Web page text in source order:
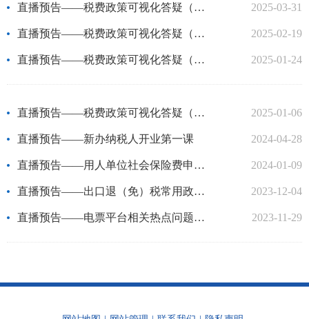
2025-03-31
直播预告——税费政策可视化答疑（老边区局）
2025-02-19
直播预告——税费政策可视化答疑（自贸区局）
2025-01-24
直播预告——税费政策可视化答疑（营口市税务局站前分局）
2025-01-06
直播预告——税费政策可视化答疑（鲅鱼圈开发区局）
2024-04-28
直播预告——新办纳税人开业第一课
2024-01-09
直播预告——用人单位社会保险费申报缴纳
2023-12-04
直播预告——出口退（免）税常用政策解读
2023-11-29
直播预告——电票平台相关热点问题讲解